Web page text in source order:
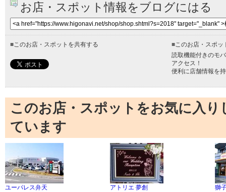
お店・スポット情報をブログにはる
■このお店・スポットを共有する ■このお店・スポッ
読取機能付きのモ
アクセス！
便利に店舗情報を
このお店・スポットをお気に入
ています
ユーパレス弁天
アトリエ 夢創
獅